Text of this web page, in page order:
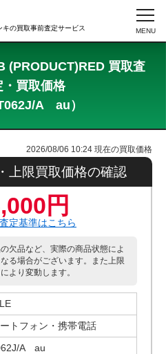
の買取事前査定サービス
(PRODUCT)RED 買取査
・買取価格
A au）
2026/08/06 10:24 現在の買取価格
上限買取価格の確認
円
定基準はこちら
欠品など、実際の商品状態によ
る場合がございます。また上限
より変動します。
トフォン・携帯電話
A au